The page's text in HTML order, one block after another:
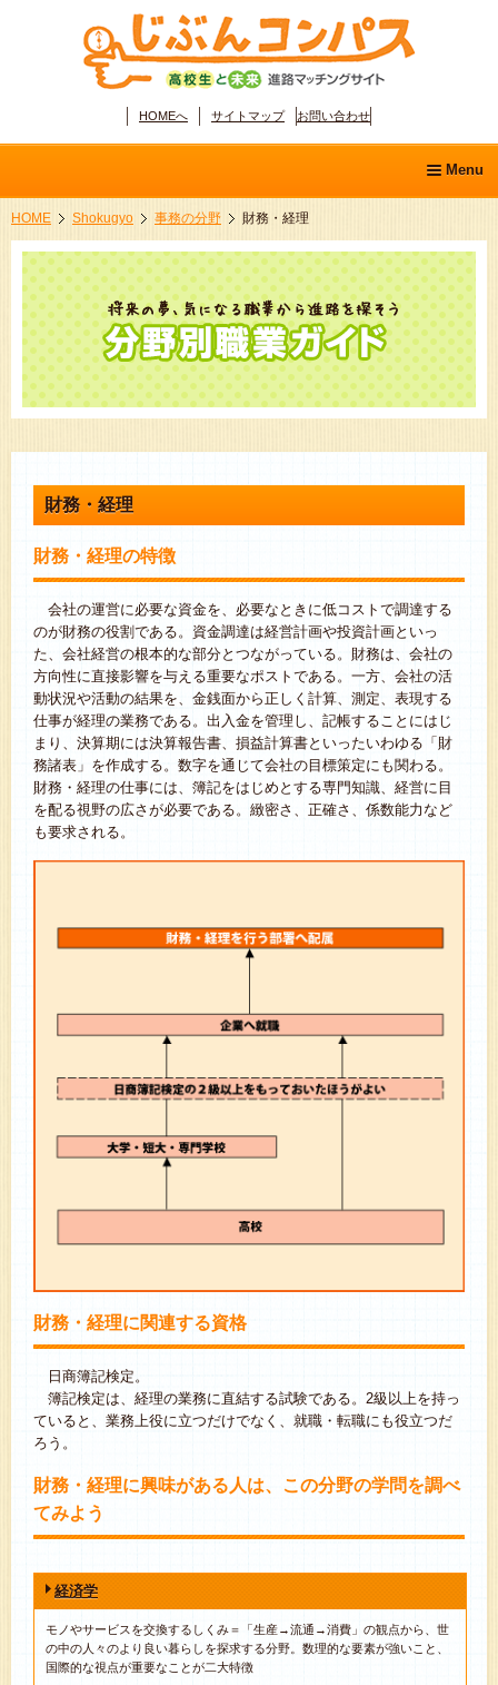
HOMEへ サイトマップ お問い合わせ
Menu
ホーム
学問ディスカバリー
分野別職業ガイド
適性診断
HOME Shokugyo 事務の分野 財務・経理
財務・経理
財務・経理の特徴
会社の運営に必要な資金を、必要なときに低コストで調達する
のが財務の役割である。資金調達は経営計画や投資計画といっ
た、会社経営の根本的な部分とつながっている。財務は、会社の
方向性に直接影響を与える重要なポストである。一方、会社の活
動状況や活動の結果を、金銭面から正しく計算、測定、表現する
仕事が経理の業務である。出入金を管理し、記帳することにはじ
まり、決算期には決算報告書、損益計算書といったいわゆる「財
務諸表」を作成する。数字を通じて会社の目標策定にも関わる。
財務・経理の仕事には、簿記をはじめとする専門知識、経営に目
を配る視野の広さが必要である。緻密さ、正確さ、係数能力など
も要求される。
財務・経理に関連する資格
日商簿記検定。
簿記検定は、経理の業務に直結する試験である。2級以上を持っ
ていると、業務上役に立つだけでなく、就職・転職にも役立つだ
ろう。
財務・経理に興味がある人は、この分野の学問を調べ
てみよう
経済学
モノやサービスを交換するしくみ＝「生産→流通→消費」の観点から、世
の中の人々のより良い暮らしを探求する分野。数理的な要素が強いこと、
国際的な視点が重要なことが二大特徴